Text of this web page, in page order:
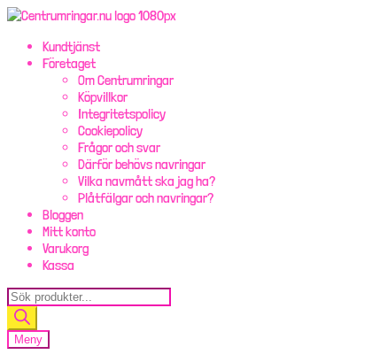
Hoppa
navigering
Hoppa
innehållKundtjänst
Företaget
Om Centrumringar
Köpvillkor
Integritetspolicy
Cookiepolicy
Frågor och svar
Därför behövs navringar
Vilka navmått ska jag ha?
Plåtfälgar och navringar?
Bloggen
Mitt konto
Varukorg
Kassa
Products
search
Meny